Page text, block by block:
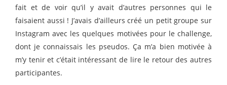
fait et de voir qu’il y avait d’autres personnes qui le
faisaient aussi ! J’avais d’ailleurs créé un petit groupe sur
Instagram avec les quelques motivées pour le challenge,
dont je connaissais les pseudos. Ça m’a bien motivée à
m’y tenir et c’était intéressant de lire le retour des autres
participantes.